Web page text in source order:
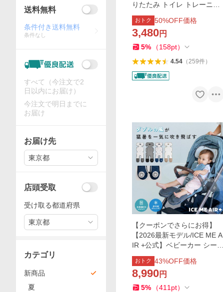
りたたみ トイレ トレーニン
グ 補助便座 子供用 おまる 収
納 耐水性 水洗い
おトク 50%OFF価格
3,480円
5% （158pt）
4.54（259件）
【クーポンでさらにお得】
【2026最新モデル/ICE ME A
IR +公式】ベビーカー シート
ファン チャイルドシート 暑
さ対策 ベビーカー 扇風機
おトク 43%OFF価格
8,990円
5% （411 pt）
送料無料
条件付き送料無料
条件なし
すべて（今注文で2
日以内にお届け）
今注文で明日までに
お届け
お届け先
東京都
店頭受取
受け取る都道府県
東京都
カテゴリ
新商品
夏